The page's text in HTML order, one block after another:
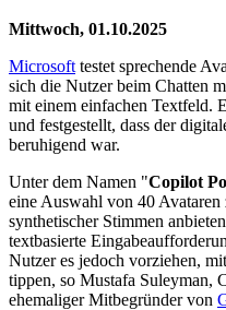
Mittwoch, 01.10.2025
Microsoft testet sprechende
sich die Nutzer beim Chatten
mit einem einfachen Textfeld.
und festgestellt, dass der
beruhigend war.
Unter dem Namen "Copilot
eine Auswahl von 40
synthetischer Stimmen
textbasierte
Nutzer es jedoch vorziehen,
tippen, so Mustafa Suleyman,
ehemaliger Mitbegründer von